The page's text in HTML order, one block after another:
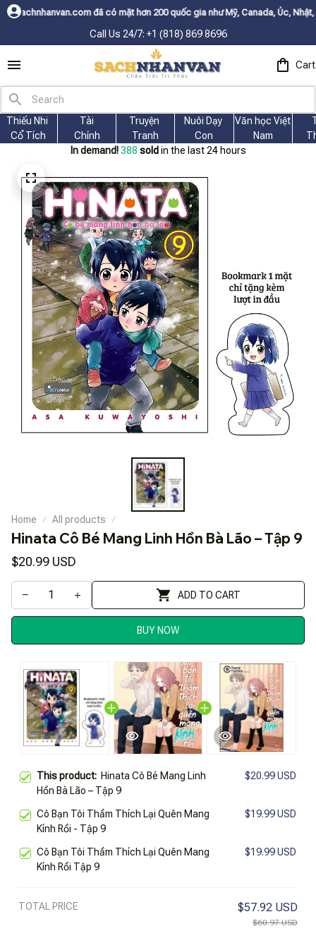
đã có mặt hơn 200 quốc gia như Mỹ, Canada, Úc, Nhật, Hàn, và các nước
Call Us 24/7: +1 (818) 869 8696
Cart
Thiếu Nhi
Cổ Tích
Tài
Chính
Truyện
Tranh
Nuôi Dạy
Con
Văn học Việt
Nam
In demand! 388 sold in the last 24 hours
Home All products
Hinata Cô Bé Mang Linh Hồn Bà Lão – Tập 9
$20.99 USD
ADD TO CART
BUY NOW
This product: Hinata Cô Bé Mang Linh
Hồn Bà Lão – Tập 9
$20.99 USD
Cô Bạn Tôi Thầm Thích Lại Quên Mang
Kính Rồi - Tập 9
$19.99 USD
Cô Bạn Tôi Thầm Thích Lại Quên Mang
Kính Rồi Tập 9
$19.99 USD
TOTAL PRICE $57.92 USD
$60.97 USD